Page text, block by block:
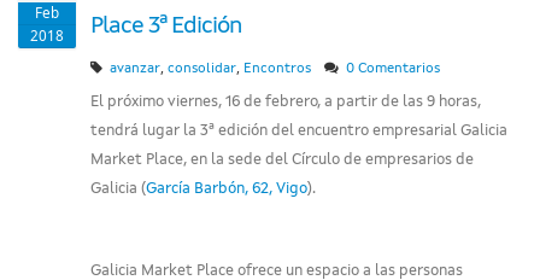
Feb
2018
Place 3ª Edición
avanzar consolidar Encontros 0 Comentarios
El próximo viernes, 16 de febrero, a partir de las 9 horas,
tendrá lugar la 3ª edición del encuentro empresarial Galicia
Market Place, en la sede del Círculo de empresarios de
Galicia (García Barbón, 62, Vigo).
Galicia Market Place ofrece un espacio a las personas